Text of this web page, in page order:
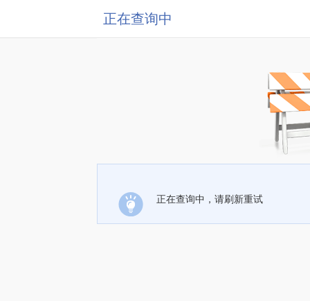
正在查询中
正在查询中，请刷新重试